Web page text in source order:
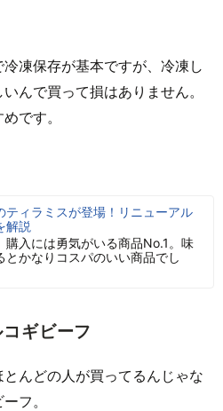
凍保存が基本ですが、冷凍し
んで買って損はありません。
です。
ティラミスが登場！リニューアル
解説
購入には勇気がいる商品No.1。味
とかなりコスパのいい商品でし
ギビーフ
んどの人が買ってるんじゃな
フ。